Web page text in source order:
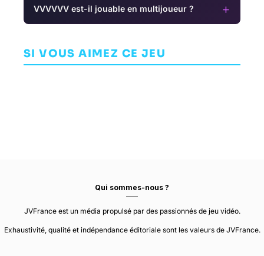
VVVVVV est-il jouable en multijoueur ? +
SI VOUS AIMEZ CE JEU
Final Fantasy
VII Rebirth
SQUARE ENIX
CREATIVE
ARCADE
Qui sommes-nous ?
JVFrance est un média propulsé par des passionnés de jeu vidéo.
Exhaustivité, qualité et indépendance éditoriale sont les valeurs de JVFrance.